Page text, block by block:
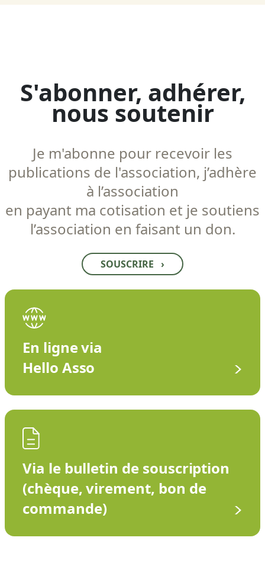
S'abonner, adhérer,
nous soutenir
Je m'abonne pour recevoir les
publications de l'association, j’adhère
à l’association
en payant ma cotisation et je soutiens
l’association en faisant un don.
SOUSCRIRE ›
En ligne via
Hello Asso
Via le bulletin de souscription
(chèque, virement, bon de
commande)